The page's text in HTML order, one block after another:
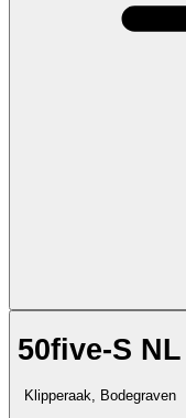
50five-S NL
Klipperaak, Bodegraven